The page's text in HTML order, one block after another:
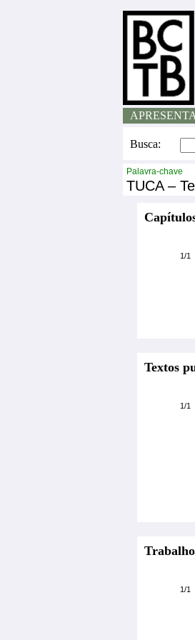
Busca:
Palavra-chave
TUCA –
1/1
Textos
1/1
1/1